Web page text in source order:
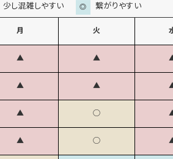
少し混雑しやすい ◎ 繋がりやすい
月
▲
▲
▲
▲
火
▲
▲
◯
◯